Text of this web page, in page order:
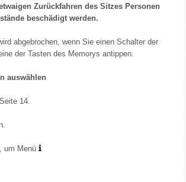
Zurückfahren des Sitzes Personen
beschädigt werden.
abgebrochen, wenn Sie einen Schalter der
der Tasten des Memorys antippen.
auswählen
14.
um Menü